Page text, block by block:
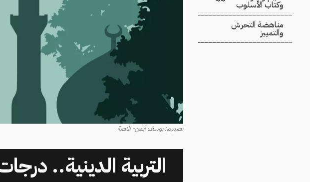
وكتاب الأسلوب
مناهضة التحرش
والتمييز
تصميم: يوسف أيمن- المنصة
التربية الدينية..